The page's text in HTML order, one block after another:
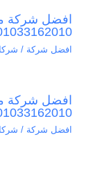
افضل شركة
01033162010 – خصم 50
افضل شركة /
افضل شركة
01033162010 خصم 60
افضل شركة /